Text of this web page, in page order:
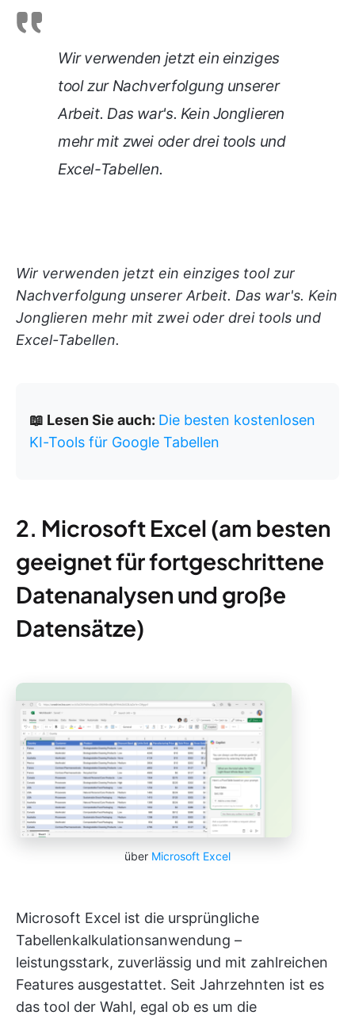
Wir verwenden jetzt ein einziges
tool zur Nachverfolgung unserer
Arbeit. Das war's. Kein Jonglieren
mehr mit zwei oder drei tools und
Excel-Tabellen.
Wir verwenden jetzt ein einziges tool zur
Nachverfolgung unserer Arbeit. Das war's. Kein
Jonglieren mehr mit zwei oder drei tools und
Excel-Tabellen.
📖 Lesen Sie auch: Die besten kostenlosen
KI-Tools für Google Tabellen
2. Microsoft Excel (am besten
geeignet für fortgeschrittene
Datenanalysen und große
Datensätze)
über Microsoft Excel
Microsoft Excel ist die ursprüngliche
Tabellenkalkulationsanwendung –
leistungsstark, zuverlässig und mit zahlreichen
Features ausgestattet. Seit Jahrzehnten ist es
das tool der Wahl, egal ob es um die